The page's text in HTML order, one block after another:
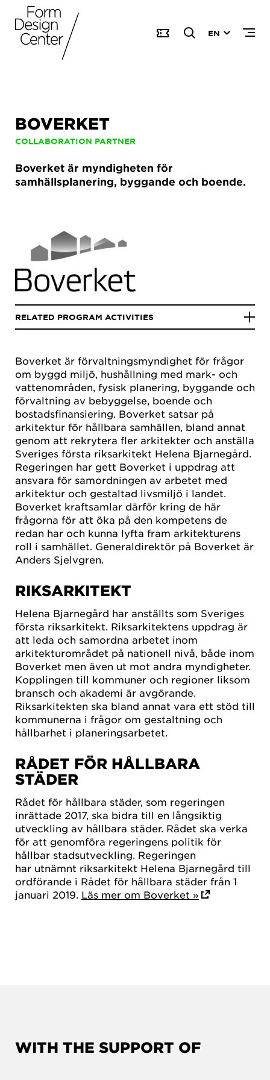
EN
BOVERKET
COLLABORATION PARTNER
Boverket är myndigheten för
samhällsplanering, byggande och boende.
Boverket är förvaltningsmyndighet för frågor
om byggd miljö, hushållning med mark- och
vattenområden, fysisk planering, byggande och
förvaltning av bebyggelse, boende och
bostadsfinansiering. Boverket satsar på
arkitektur för hållbara samhällen, bland annat
genom att rekrytera fler arkitekter och anställa
Sveriges första riksarkitekt Helena Bjarnegård.
Regeringen har gett Boverket i uppdrag att
ansvara för samordningen av arbetet med
arkitektur och gestaltad livsmiljö i landet.
Boverket kraftsamlar därför kring de här
frågorna för att öka på den kompetens de
redan har och kunna lyfta fram arkitekturens
roll i samhället. Generaldirektör på Boverket är
Anders Sjelvgren.
RIKSARKITEKT
Helena Bjarnegård har anställts som Sveriges
första riksarkitekt. Riksarkitektens uppdrag är
att leda och samordna arbetet inom
arkitekturområdet på nationell nivå, både inom
Boverket men även ut mot andra myndigheter.
Kopplingen till kommuner och regioner liksom
bransch och akademi är avgörande.
Riksarkitekten ska bland annat vara ett stöd till
kommunerna i frågor om gestaltning och
hållbarhet i planeringsarbetet.
RÅDET FÖR HÅLLBARA
STÄDER
Rådet för hållbara städer, som regeringen
inrättade 2017, ska bidra till en långsiktig
utveckling av hållbara städer. Rådet ska verka
för att genomföra regeringens politik för
hållbar stadsutveckling. Regeringen
har utnämnt riksarkitekt Helena Bjarnegård till
ordförande i Rådet för hållbara städer från 1
januari 2019. Läs mer om Boverket »
RELATED PROGRAM ACTIVITIES
WITH THE SUPPORT OF